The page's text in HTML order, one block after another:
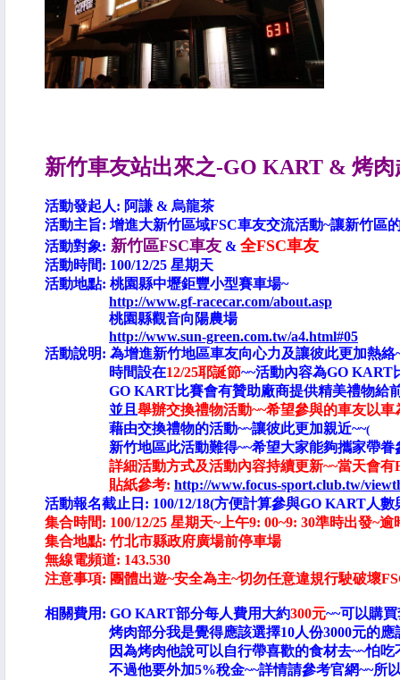
新竹車友站出來之-GO KART & 烤肉
活動發起人: 阿謙 & 烏龍茶
活動主旨: 增進大新竹區域FSC車友交流活動~讓新竹區
活動對象: 新竹區FSC車友 & 全FSC車友
活動時間: 100/12/25 星期天
活動地點: 桃園縣中壢鉅豐小型賽車場~
http://www.gf-racecar.com/about.asp
桃園縣觀音向陽農場
http://www.sun-green.com.tw/a4.html#05
活動說明: 為增進新竹地區車友向心力及讓彼此更加熱
時間設在12/25耶誕節~~活動內容為GO KART
GO KART比賽會有贊助廠商提供精美禮物給前幾
並且舉辦交換禮物活動~~希望參與的車友以車
藉由交換禮物的活動~~讓彼此更加親近~~(
新竹地區此活動難得~~希望大家能夠攜家帶眷
詳細活動方式及活動內容持續更新~~當天會
貼紙參考: http://www.focus-sport.club.tw/
活動報名截止日: 100/12/18(方便計算參與GO KART人
集合時間: 100/12/25 星期天~上午9: 00~9: 30準時出發~逾
集合地點: 竹北市縣政府廣場前停車場
無線電頻道: 143.530
注意事項: 團體出遊~安全為主~切勿任意違規行駛破壞
相關費用: GO KART部分每人費用大約300元~~可以購
烤肉部分我是覺得應該選擇10人份3000元的應
因為烤肉他說可以自行帶喜歡的食材去~~怕吃
不過他要外加5%稅金~~詳情請參考官網~~所以